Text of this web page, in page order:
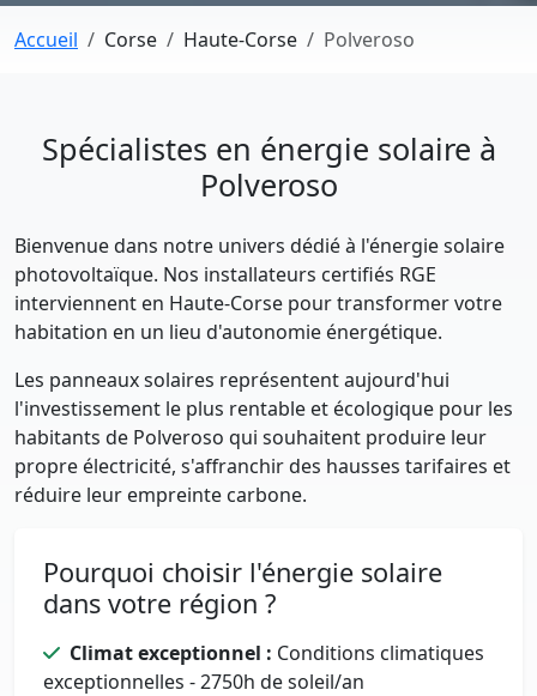
Accueil Corse Haute-Corse Polveroso
Spécialistes en énergie solaire à
Polveroso
Bienvenue dans notre univers dédié à l'énergie solaire
photovoltaïque. Nos installateurs certifiés RGE
interviennent en Haute-Corse pour transformer votre
habitation en un lieu d'autonomie énergétique.
Les panneaux solaires représentent aujourd'hui
l'investissement le plus rentable et écologique pour les
habitants de Polveroso qui souhaitent produire leur
propre électricité, s'affranchir des hausses tarifaires et
réduire leur empreinte carbone.
Pourquoi choisir l'énergie solaire
dans votre région ?
Climat exceptionnel : Conditions climatiques
exceptionnelles - 2750h de soleil/an